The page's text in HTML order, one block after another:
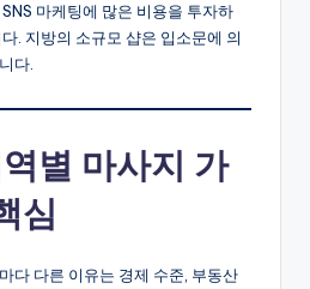
마케팅에 많은 비용을 투자하
. 지방의 소규모 샵은 입소문에 의
다.
별 마사지 가
심
다 다른 이유는 경제 수준, 부동산